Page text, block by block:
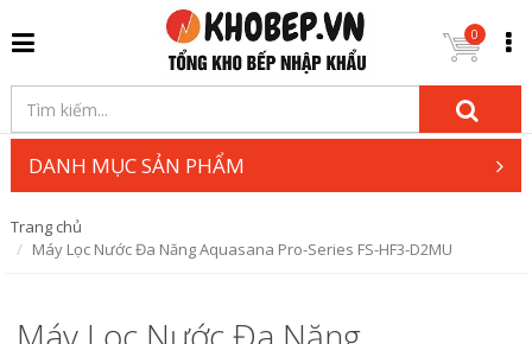
0
DANH MỤC SẢN PHẨM
Trang chủ
Máy Lọc Nước Đa Năng Aquasana Pro-Series FS-HF3-D2MU